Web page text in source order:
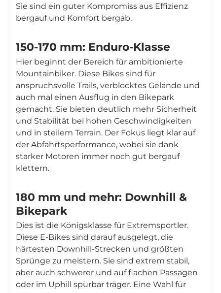
Sie sind ein guter Kompromiss aus Effizienz
bergauf und Komfort bergab.
150-170 mm: Enduro-Klasse
Hier beginnt der Bereich für ambitionierte
Mountainbiker. Diese Bikes sind für
anspruchsvolle Trails, verblocktes Gelände und
auch mal einen Ausflug in den Bikepark
gemacht. Sie bieten deutlich mehr Sicherheit
und Stabilität bei hohen Geschwindigkeiten
und in steilem Terrain. Der Fokus liegt klar auf
der Abfahrtsperformance, wobei sie dank
starker Motoren immer noch gut bergauf
klettern.
180 mm und mehr: Downhill &
Bikepark
Dies ist die Königsklasse für Extremsportler.
Diese E-Bikes sind darauf ausgelegt, die
härtesten Downhill-Strecken und größten
Sprünge zu meistern. Sie sind extrem stabil,
aber auch schwerer und auf flachen Passagen
oder im Uphill spürbar träger. Eine Wahl für